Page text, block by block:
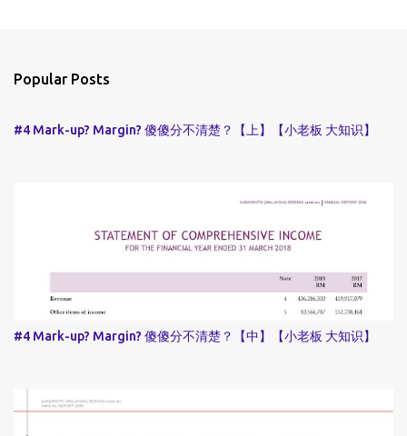
Popular Posts
#4 Mark-up? Margin? 傻傻分不清楚？【上】【小老板 大知识】
#4 Mark-up? Margin? 傻傻分不清楚？【中】【小老板 大知识】